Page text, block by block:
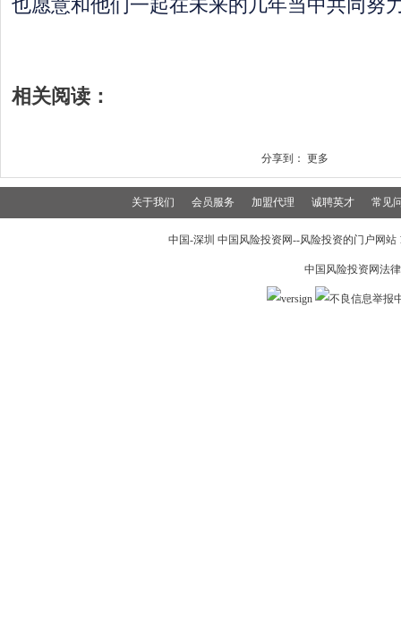
也愿意和他们一起在未来的几年当中共同努
相关阅读：
分享到： 更多
关于我们 会员服务 加盟代理 诚聘英才 常见
中国-深圳 中国风险投资网--风险投资的门户网
中国风险投资网法